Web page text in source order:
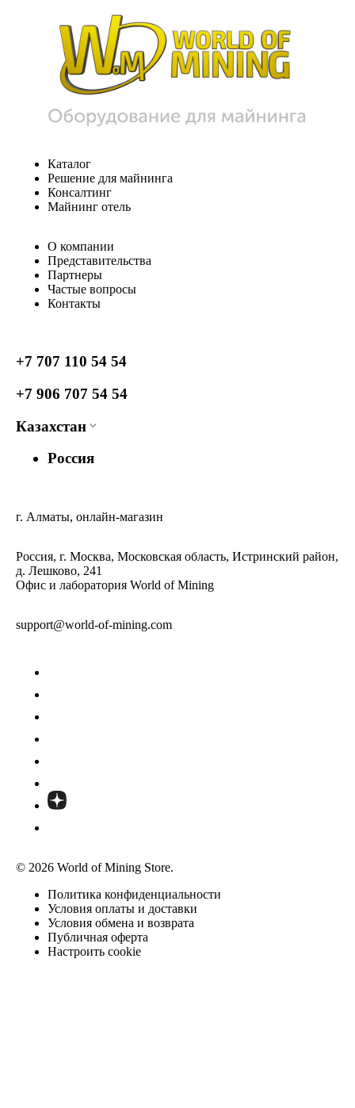
Каталог
Решение для майнинга
Консалтинг
Майнинг отель
О компании
Представительства
Партнеры
Частые вопросы
Контакты
+7 707 110 54 54
+7 906 707 54 54
Казахстан
Россия
г. Алматы, онлайн-магазин
Россия, г. Москва, Московская область, Истринский район,
д. Лешково, 241
Офис и лаборатория World of Mining
support@world-of-mining.com
© 2026 World of Mining Store.
Политика конфиденциальности
Условия оплаты и доставки
Условия обмена и возврата
Публичная оферта
Настроить cookie